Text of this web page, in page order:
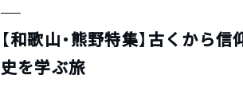
【和歌山・熊野特集】古くから
史を学ぶ旅